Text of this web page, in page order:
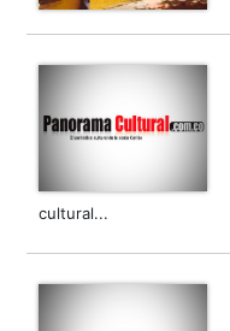
cultural...